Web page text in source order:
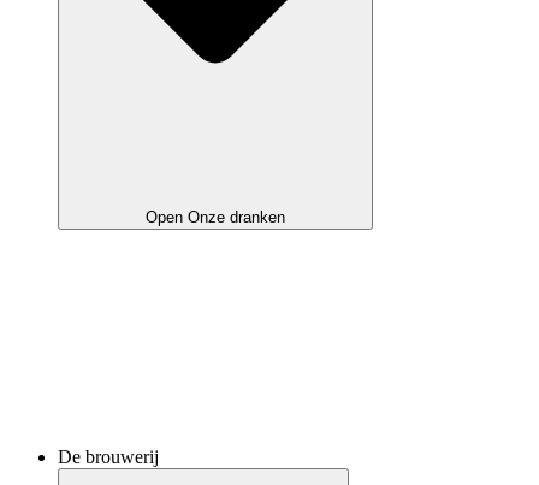
Open Onze dranken
De brouwerij